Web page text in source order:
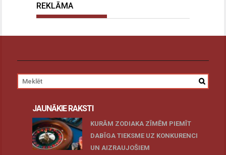
REKLĀMA
JAUNĀKIE RAKSTI
KURĀM ZODIAKA ZĪMĒM PIEMĪT
DABĪGA TIEKSME UZ KONKURENCI
UN AIZRAUJOŠIEM